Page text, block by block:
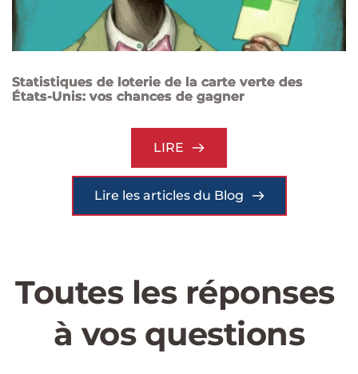
Statistiques de loterie de la carte verte des
États-Unis: vos chances de gagner
LIRE
Lire les articles du Blog
Toutes les réponses
à vos questions